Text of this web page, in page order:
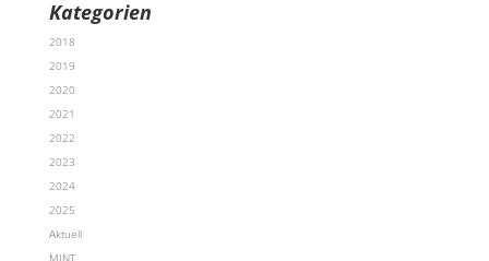
Kategorien
2018
2019
2020
2021
2022
2023
2024
2025
Aktuell
MINT